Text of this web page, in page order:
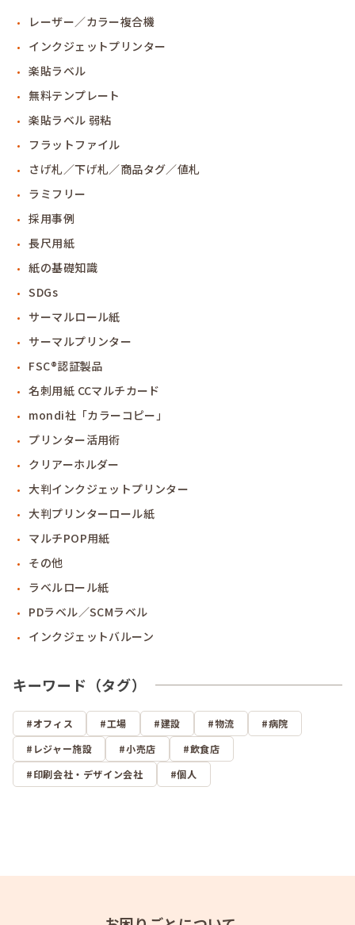
レーザー／カラー複合機
インクジェットプリンター
楽貼ラベル
無料テンプレート
楽貼ラベル 弱粘
フラットファイル
さげ札／下げ札／商品タグ／値札
ラミフリー
採用事例
長尺用紙
紙の基礎知識
SDGs
サーマルロール紙
サーマルプリンター
FSC®認証製品
名刺用紙 CCマルチカード
mondi社「カラーコピー」
プリンター活用術
クリアーホルダー
大判インクジェットプリンター
大判プリンターロール紙
マルチPOP用紙
その他
ラベルロール紙
PDラベル／SCMラベル
インクジェットバルーン
キーワード（タグ）
オフィス 工場 建設 物流
病院
レジャー施設
小売店
飲食店
印刷会社・デザイン会社
個人